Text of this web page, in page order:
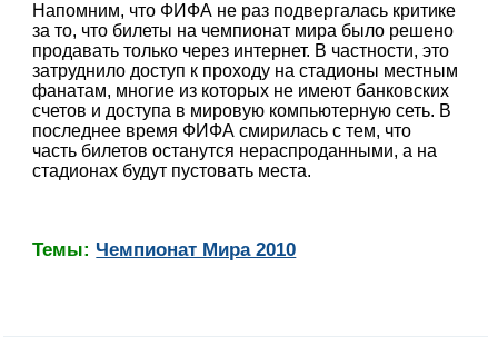
Напомним, что ФИФА не раз подвергалась критике
за то, что билеты на чемпионат мира было решено
продавать только через интернет. В частности, это
затруднило доступ к проходу на стадионы местным
фанатам, многие из которых не имеют банковских
счетов и доступа в мировую компьютерную сеть. В
последнее время ФИФА смирилась с тем, что
часть билетов останутся нераспроданными, а на
стадионах будут пустовать места.
Темы: Чемпионат Мира 2010